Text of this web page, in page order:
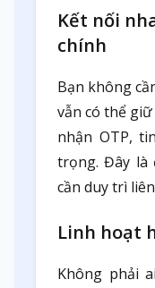
Kết nối
chính
Bạn không
vẫn có thể
nhận OTP,
trọng. Đây là
cần duy trì
Linh hoạt
Không phải